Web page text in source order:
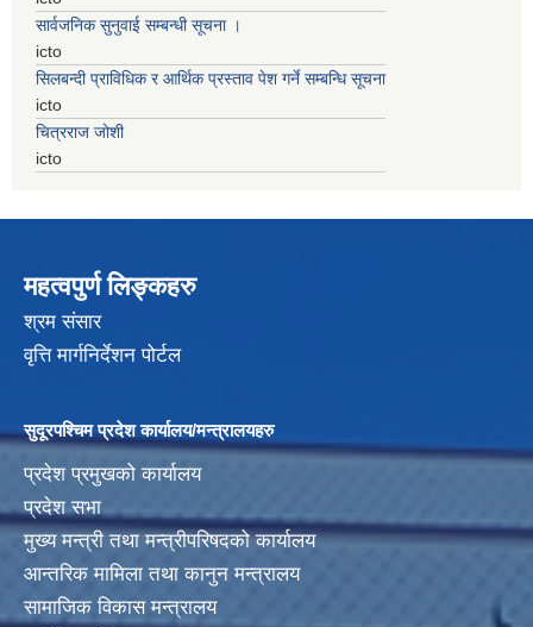
सार्वजनिक सुनुवाई सम्बन्धी सूचना ।
icto
सिलबन्दी प्राविधिक र आर्थिक प्रस्ताव पेश गर्ने सम्बन्धि सूचना
icto
चित्रराज जोशी
icto
महत्वपुर्ण लिङ्कहरु
श्रम संसार
वृत्ति मार्गनिर्देशन पोर्टल
सुदूरपश्चिम प्रदेश कार्यालय/मन्त्रालयहरु
प्रदेश प्रमुखको कार्यालय
प्रदेश सभा
मुख्य मन्त्री तथा मन्त्रीपरिषदको कार्यालय
आन्तरिक मामिला तथा कानुन मन्त्रालय
सामाजिक विकास मन्त्रालय